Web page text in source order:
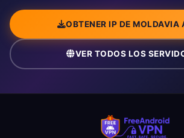
OBTENER IP DE MOLDAVIA
VER TODOS LOS